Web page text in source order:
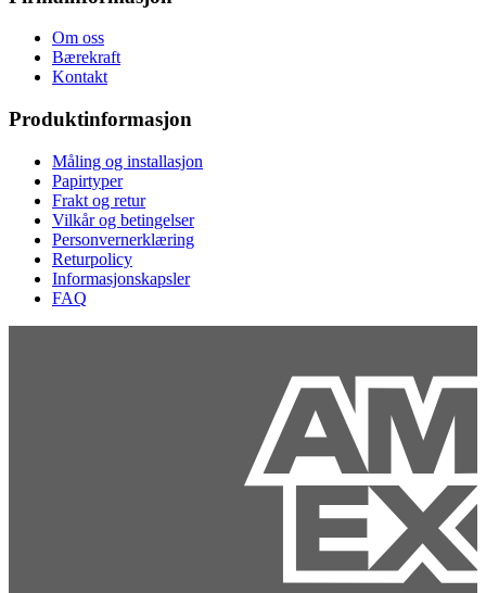
Om oss
Bærekraft
Kontakt
Produktinformasjon
Måling og installasjon
Papirtyper
Frakt og retur
Vilkår og betingelser
Personvernerklæring
Returpolicy
Informasjonskapsler
FAQ